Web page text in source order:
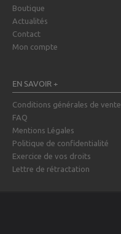
Boutique
Actualités
Contact
Mon compte
EN SAVOIR +
Conditions générales de vente
FAQ
Mentions Légales
Politique de confidentialité
Exercice de vos droits
Lettre de rétractation